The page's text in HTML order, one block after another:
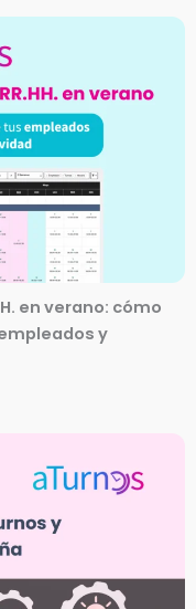
en verano: cómo
y